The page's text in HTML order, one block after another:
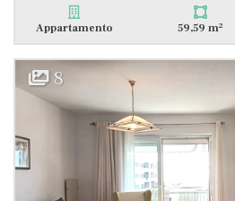
Appartamento 59,59 m2
8